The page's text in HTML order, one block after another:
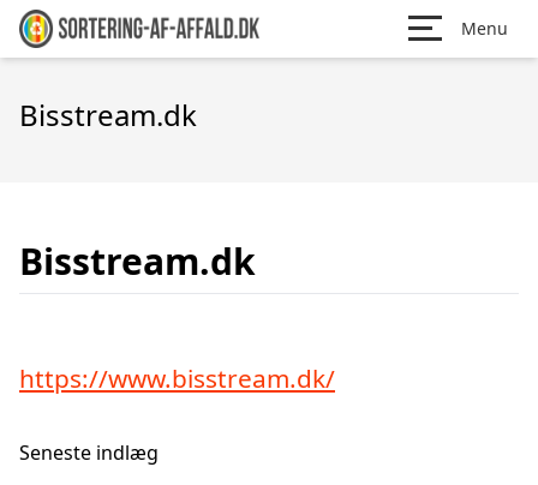
Menu
Bisstream.dk
Bisstream.dk
https://www.bisstream.dk/
Seneste indlæg